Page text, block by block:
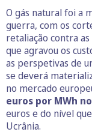
O gás natural foi a
guerra, com os
retaliação contra
que agravou os
as perspetivas de
se deverá
no mercado
euros por MWh
euros e do nível
Ucrânia.